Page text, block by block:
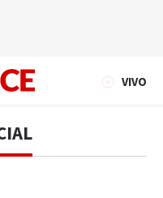
VIVO